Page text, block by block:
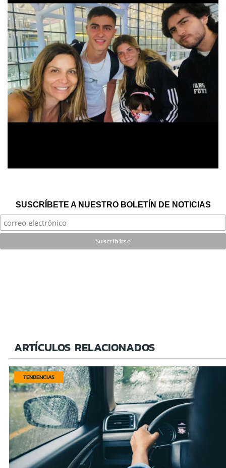
SUSCRÍBETE A NUESTRO BOLETÍN DE NOTICIAS
ARTÍCULOS RELACIONADOS
TENDENCIAS